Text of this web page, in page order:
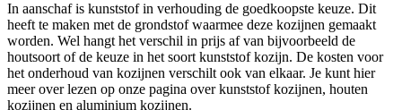
In aanschaf is kunststof in verhouding de goedkoopste keuze. Dit
heeft te maken met de grondstof waarmee deze kozijnen gemaakt
worden. Wel hangt het verschil in prijs af van bijvoorbeeld de
houtsoort of de keuze in het soort kunststof kozijn. De kosten voor
het onderhoud van kozijnen verschilt ook van elkaar. Je kunt hier
meer over lezen op onze pagina over kunststof kozijnen, houten
kozijnen en aluminium kozijnen.